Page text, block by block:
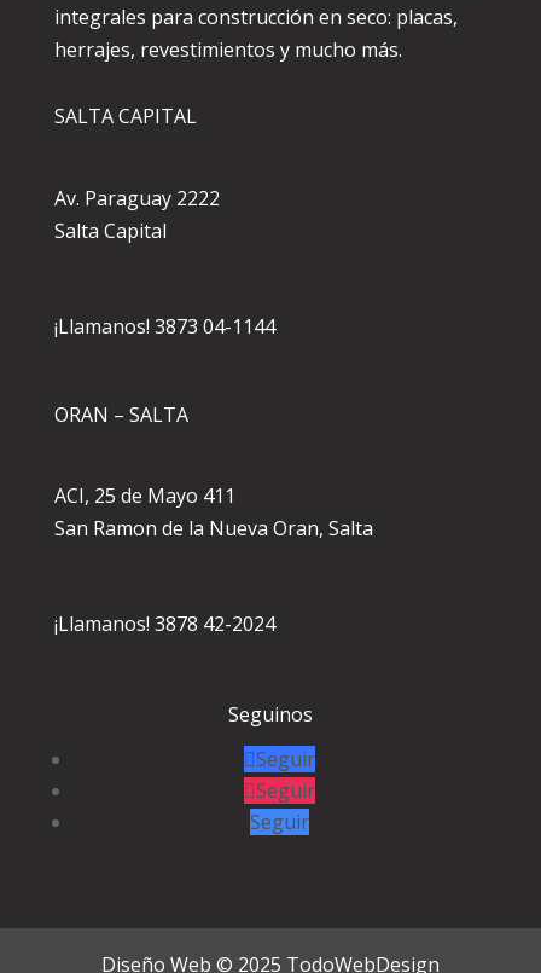
integrales para construcción en seco: placas,
herrajes, revestimientos y mucho más.
SALTA CAPITAL
Av. Paraguay 2222
Salta Capital
¡Llamanos! 3873 04-1144
ORAN – SALTA
ACI, 25 de Mayo 411
San Ramon de la Nueva Oran, Salta
¡Llamanos! 3878 42-2024
Seguinos
Seguir
Seguir
Seguir
Diseño Web © 2025 TodoWebDesign